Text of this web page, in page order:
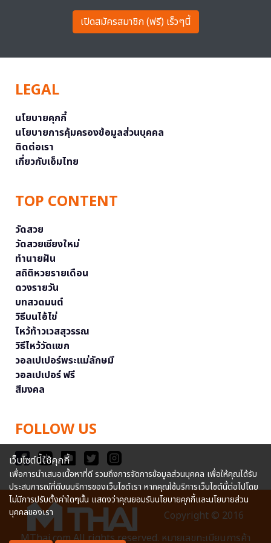
เปิดสมัครสมาชิก (ฟรี) เร็วๆนี้
LEGAL
นโยบายคุกกี้
นโยบายการคุ้มครองข้อมูลส่วนบุคคล
ติดต่อเรา
เกี่ยวกับเอ็มไทย
TOP CONTENT
วัดสวย
วัดสวยเชียงใหม่
ทำนายฝัน
สถิติหวยรายเดือน
ดวงรายวัน
บทสวดมนต์
วิธีบนไอ้ไข่
ไหว้ท้าวเวสสุวรรณ
วิธีไหว้วัดแขก
วอลเปเปอร์พระแม่ลักษมี
วอลเปเปอร์ ฟรี
สีมงคล
FOLLOW US
Copyright © 2016
MThai.com All rights reserved. หมายเลขทะเบียนการค้า
เว็บไซต์นี้ใช้คุกกี้
เพื่อการนำเสนอเนื้อหาที่ดี รวมถึงการจัดการข้อมูลส่วนบุคคล เพื่อให้คุณได้รับ
ประสบการณ์ที่ดีบนบริการของเว็บไซต์เรา หากคุณใช้บริการเว็บไซต์นี้ต่อไปโดย
ไม่มีการปรับตั้งค่าใดๆนั้น แสดงว่าคุณยอมรับนโยบายคุกกี้และนโยบายส่วน
บุคคลของเรา